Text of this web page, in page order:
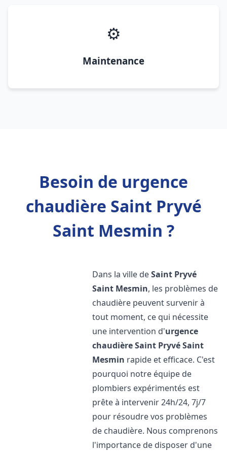
⚙️
Maintenance
Besoin de urgence
chaudière Saint Pryvé
Saint Mesmin ?
Dans la ville deSaint Pryvé
Saint Mesmin, les problèmes de
chaudière peuvent survenir à
tout moment, ce qui nécessite
une intervention d'urgence
chaudièreSaint Pryvé Saint
Mesmin rapide et efficace. C'est
pourquoi notre équipe de
plombiers expérimentés est
prête à intervenir 24h/24, 7j/7
pour résoudre vos problèmes
de chaudière. Nous comprenons
l'importance de disposer d'une